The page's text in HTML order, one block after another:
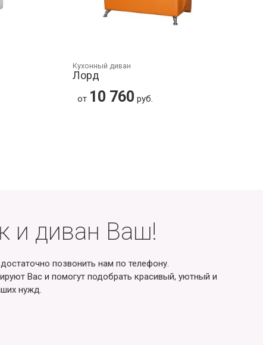
Кухонный диван
Лорд
от 10 760 руб.
и диван Ваш!
позвонить нам по телефону.
Вас и помогут подобрать красивый, уютный и
нужд.